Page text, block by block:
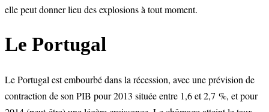
elle peut donner lieu des explosions à tout moment.
Le Portugal
Le Portugal est embourbé dans la récession, avec une prévision de
contraction de son PIB pour 2013 située entre 1,6 et 2,7 %, et pour